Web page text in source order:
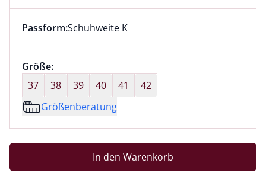
Dieser Artikel hat die Passform Schuhweite K. für
Passform:Schuhweite K
Größenauswahl:
Größe:nichts ausgewählt
37
38 39 40 41
42
Größenberatung
In den Warenkorb